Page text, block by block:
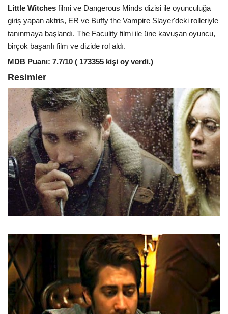
Little Witches filmi ve Dangerous Minds dizisi ile oyunculuğa
giriş yapan aktris, ER ve Buffy the Vampire Slayer'deki rolleriyle
tanınmaya başlandı. The Faculity filmi ile üne kavuşan oyuncu,
birçok başarılı film ve dizide rol aldı.
MDB Puanı: 7.7/10 ( 173355 kişi oy verdi.)
Resimler